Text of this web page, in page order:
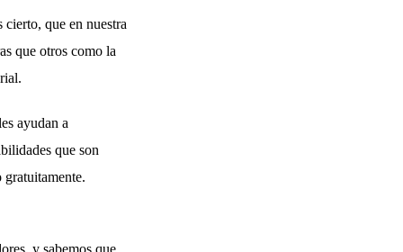
que en nuestra
que otros como la
ayudan a
que son
gratuitamente.
y sabemos que